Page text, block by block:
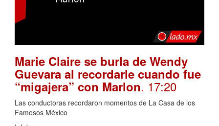
Marie Claire se burla de Wendy
Guevara al recordarle cuando fue
“migajera” con Marlon. 17:20
Las conductoras recordaron momentos de La Casa de los
Famosos México